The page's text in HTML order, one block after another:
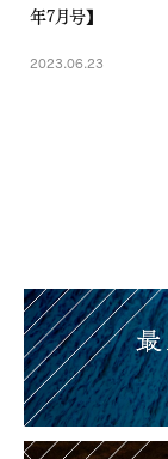
年7月号】
2023.06.23